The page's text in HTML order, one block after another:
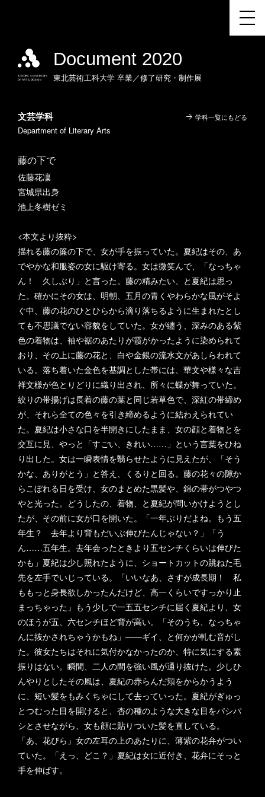
Document 2020
東北芸術工科大学 卒業／修了研究・制作展
学科一覧にもどる
文芸学科
Department of Literary Arts
藤の下で
佐藤花凜
宮城県出身
池上冬樹ゼミ
<本文より抜粋>
揺れる藤の簾の下で、女が手を振っていた。夏紀はその、あ
でやかな和服姿の女に駆け寄る。女は微笑んで、「なっちゃ
ん！ 久しぶり」と言った。藤の精みたい、と夏紀は思っ
た。確かにその女は、明朝、五月の青くやわらかな風がそよ
ぐ中、藤の花のひとひらから滴り落ちるように生まれたとし
ても不思議でない容貌をしていた。女が纏う、深みのある紫
色の着物は、袖や裾のあたりが霞がかったように染められて
おり、その上に藤の花と、白や金銀の流水文があしらわれて
いる。落ち着いた金色を基調とした帯には、華文や様々な吉
祥文様が色とりどりに織り出され、所々に蝶が舞っていた。
絞りの帯揚げは長着の藤の葉と同じ若草色で、深紅の帯締め
が、それら全ての色々を引き締めるように結わえられてい
た。夏紀は小さな口を半開きにしたまま、女の顔と着物とを
交互に見、やっと「すごい、きれい……」という言葉をひね
り出した。女は一瞬表情を翳らせたように見えたが、「そう
かな、ありがとう」と答え、くるりと回る。藤の花々の隙か
らこぼれる日を受け、女のまとめた黒髪や、錦の帯がつやつ
やと光った。どうしたの、着物、と夏紀が問いかけようとし
たが、その前に女が口を開いた。「一年ぶりだよね。もう五
年生？ 去年より背もだいぶ伸びたんじゃない？」「う
ん……五年生。去年会ったときより五センチくらいは伸びた
かも」夏紀は少し照れたように、ショートカットの跳ねた毛
先を左手でいじっている。「いいなあ、さすが成長期！ 私
ももっと身長欲しかったんだけど、高一くらいですっかり止
まっちゃった」もう少しで一五五センチに届く夏紀より、女
のほうが五、六センチほど背が高い。「そのうち、なっちゃ
んに抜かされちゃうかもね」――ギイ、と何かが軋む音がし
た。彼女たちはそれに気付かなかったのか、特に気にする素
振りはない。瞬間、二人の間を強い風が通り抜けた。少しひ
んやりとしたその風は、夏紀の赤らんだ頬をからかうよう
に、短い髪をもみくちゃにして去っていった。夏紀がぎゅっ
とつむった目を開けると、杏の種のような大きな目をパシパ
シとさせながら、女も顔に貼りついた髪を直している。
「あ、花びら」女の左耳の上のあたりに、薄紫の花弁がつい
ていた。「えっ、どこ？」夏紀は女に近付き、花弁にそっと
手を伸ばす。